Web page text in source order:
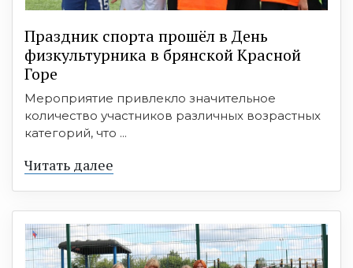
Праздник спорта прошёл в День
физкультурника в брянской Красной
Горе
Мероприятие привлекло значительное
количество участников различных возрастных
категорий, что ...
Читать далее